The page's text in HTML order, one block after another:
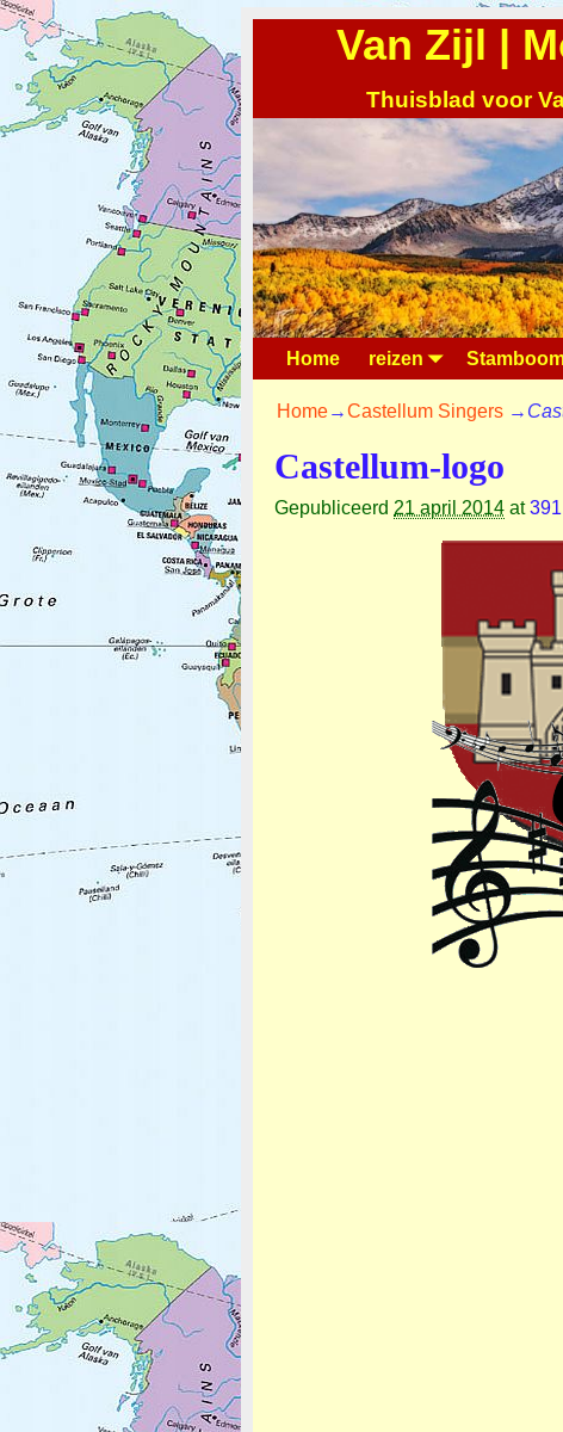
Van Zijl |
Thuisblad voor
Home reizen
Home→Castellum Singers →
Castellum-logo
Gepubliceerd 21 april 2014 at